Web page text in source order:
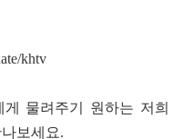
khtv
물려주기 원하는 저희
보세요.